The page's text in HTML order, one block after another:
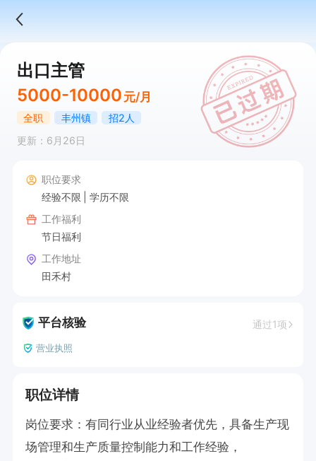
出口主管
5000-10000 元/月
全职 丰州镇
招2人
更新：6月26日
职位要求
经验不限
学历不限
工作福利
节日福利
工作地址
田禾村
平台核验 通过1项
营业执照
职位详情
岗位要求：有同行业从业经验者优先，具备生产现
场管理和生产质量控制能力和工作经验，